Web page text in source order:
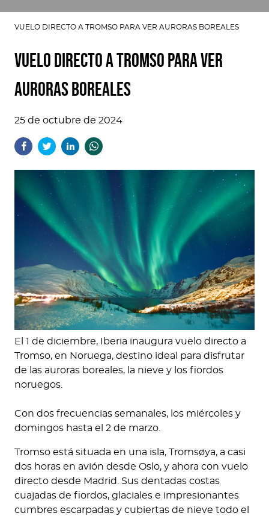
VUELO DIRECTO A TROMSO PARA VER AURORAS BOREALES
VUELO DIRECTO A TROMSO PARA VER
AURORAS BOREALES
25 de octubre de 2024
El 1 de diciembre, Iberia inaugura vuelo directo a
Tromso, en Noruega, destino ideal para disfrutar
de las auroras boreales, la nieve y los fiordos
noruegos.
Con dos frecuencias semanales, los miércoles y
domingos hasta el 2 de marzo.
Tromso está situada en una isla, Tromsøya, a casi
dos horas en avión desde Oslo, y ahora con vuelo
directo desde Madrid. Sus dentadas costas
cuajadas de fiordos, glaciales e impresionantes
cumbres escarpadas y cubiertas de nieve todo el